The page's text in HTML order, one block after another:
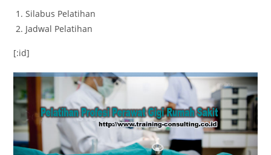
Silabus Pelatihan
Jadwal Pelatihan
[:id]